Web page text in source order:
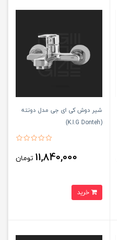
شیر دوش کی ای جی مدل دونته
(K.I.G Donteh)
11,840,000 تومان